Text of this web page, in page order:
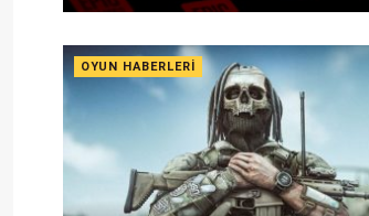
OYUN HABERLERI